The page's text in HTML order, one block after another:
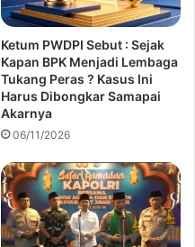
Ketum PWDPI Sebut : Sejak
Kapan BPK Menjadi Lembaga
Tukang Peras ? Kasus Ini
Harus Dibongkar Samapai
Akarnya
06/11/2026